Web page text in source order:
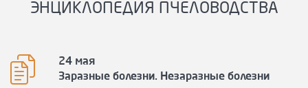
ЭНЦИКЛОПЕДИЯ ПЧЕЛОВОДСТВА
24 мая
Заразные болезни. Незаразные болезни